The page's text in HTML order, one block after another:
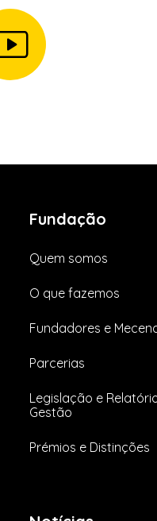
Fundação
Quem somos
O que fazemos
Fundadores e
Parcerias
Legislação e
Gestão
Prémios e Distinções